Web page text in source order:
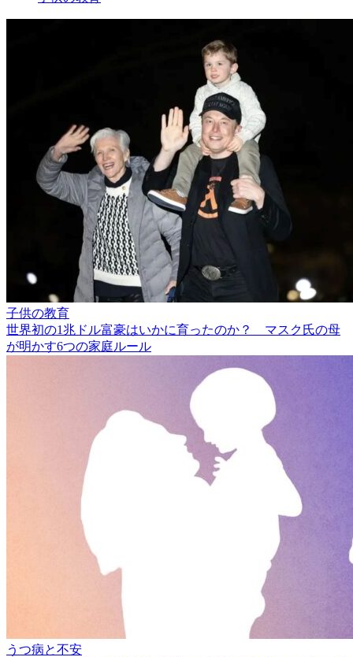
子供の教育
世界初の1兆ドル富豪はいかに育ったのか？ マスク氏の母
が明かす6つの家庭ルール
うつ病と不安